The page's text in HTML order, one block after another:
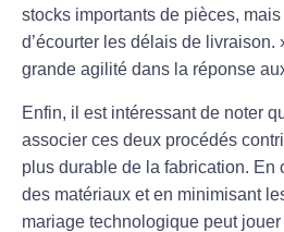
stocks importants de pièces,
d’écourter les délais de livraison.
grande agilité dans la réponse
Enfin, il est intéressant de noter
associer ces deux procédés
plus durable de la fabrication. En
des matériaux et en minimisant
mariage technologique peut